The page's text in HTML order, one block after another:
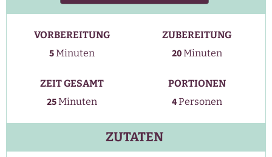
VORBEREITUNG
5Minuten
Minuten
ZUBEREITUNG
20Minuten
Minuten
ZEIT GESAMT
25Minuten
Minuten
PORTIONEN
4Personen
ZUTATEN